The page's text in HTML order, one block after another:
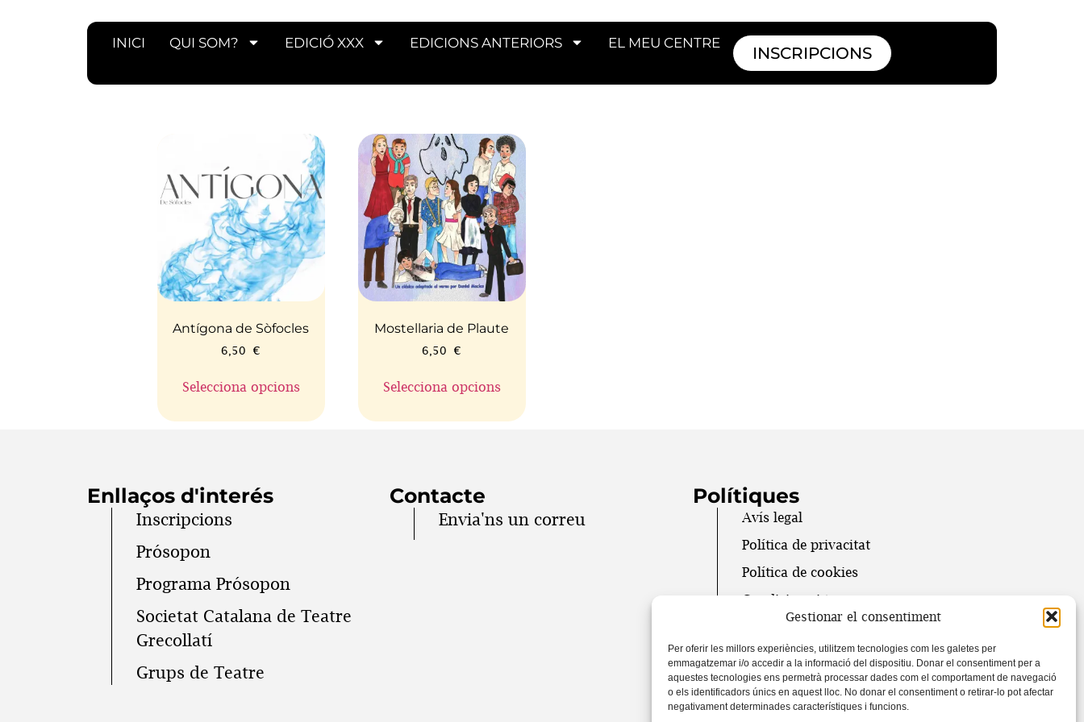
Gestionar el consentiment
Per oferir les millors experiències, utilitzem tecnologies com les galetes per
emmagatzemar i/o accedir a la informació del dispositiu. Donar el consentiment per a
aquestes tecnologies ens permetrà processar dades com el comportament de navegació
o els identificadors únics en aquest lloc. No donar el consentiment o retirar-lo pot afectar
negativament determinades característiques i funcions.
INICI QUI SOM? EDICIÓ XXX EDICIONS ANTERIORS EL MEU CENTRE
INSCRIPCIONS
Antígona de Sòfocles
6,50 €
Selecciona opcions
Mostellaria de Plaute
6,50 €
Selecciona opcions
Enllaços d'interés
Inscripcions
Prósopon
Programa Prósopon
Societat Catalana de Teatre
Grecollatí
Grups de Teatre
Contacte
Envia'ns un correu
Polítiques
Avís legal
Política de privacitat
Política de cookies
Condicions i termes
@ 2024 Societat Catalana de Teatre
Grecollatí